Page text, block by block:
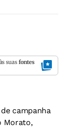
suas fontes
campanha
Morato,